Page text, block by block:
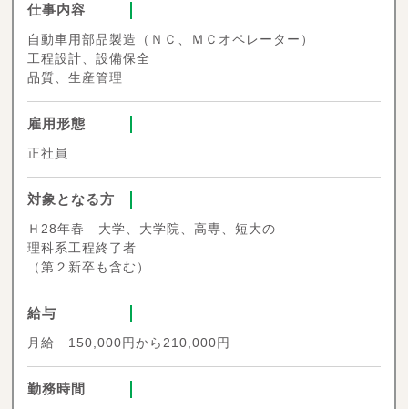
仕事内容
自動車用部品製造（ＮＣ、ＭＣオペレーター）
工程設計、設備保全
品質、生産管理
雇用形態
正社員
対象となる方
Ｈ28年春 大学、大学院、高専、短大の
理科系工程終了者
（第２新卒も含む）
給与
月給 150,000円から210,000円
勤務時間